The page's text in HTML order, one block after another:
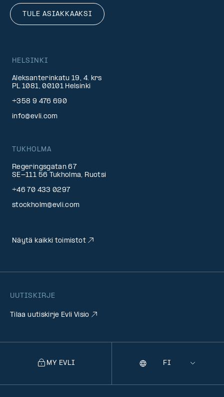
TULE ASIAKKAAKSI
UUTISKIRJE
Tilaa uutiskirje Evli Visio
HELSINKI
Aleksanterinkatu 19, 4. krs
PL 1081, 00101 Helsinki
+358 9 476 690
info@evli.com
TUKHOLMA
Regeringsgatan 67
SE-111 56 Tukholma, Ruotsi
+46 70 433 0297
stockholm@evli.com
Näytä kaikki toimistot
MY EVLI
Selecting
Kieli